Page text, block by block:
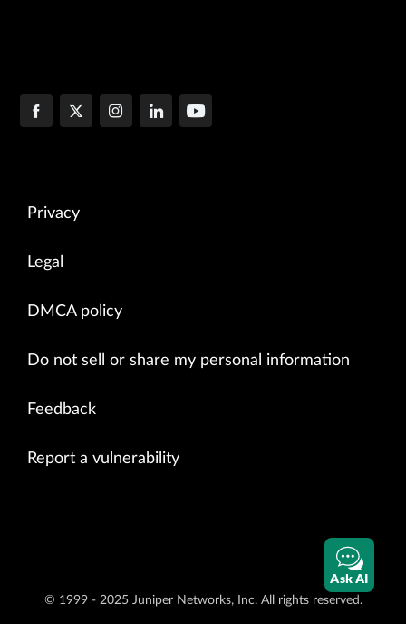
Privacy
Legal
DMCA policy
Do not sell or share my personal information
Feedback
Report a vulnerability
© 1999 - 2025 Juniper Networks, Inc. All rights reserved.
Ask AI